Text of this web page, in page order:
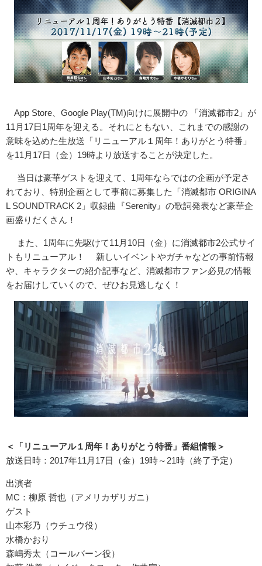
App Store、Google Play(TM)向けに展開中の 「消滅都市2」が
11月17日1周年を迎える。それにともない、これまでの感謝の
意味を込めた生放送「リニューアル１周年！ありがとう特番」
を11月17日（金） 19時より放送することが決定した。
当日は豪華ゲストを迎えて、1周年ならではの企画が予定さ
れており、特別企画として事前に募集した「消滅都市 ORIGINA
L SOUNDTRACK 2」収録曲『Serenity』の歌詞発表など豪華企
画盛りだくさん！
また、1周年に先駆けて11月10日（金） に消滅都市2公式サイ
トもリニューアル！ 新しいイベントやガチャなどの事前情報
や、 キャラクターの紹介記事など、消滅都市ファン必見の情報
をお届けしていくので、ぜひお見逃しなく！
＜「リニューアル１周年！ありがとう特番」番組情報＞
放送日時：2017年11月17日（金）19時～21時（終了予定）
出演者
MC：柳原 哲也（アメリカザリガニ）
ゲスト
山本彩乃（ウチュウ役）
水橋かおり
森嶋秀太（コールバーン役）